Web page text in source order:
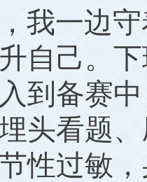
我一边
自己。
到备赛
头看题
性过敏